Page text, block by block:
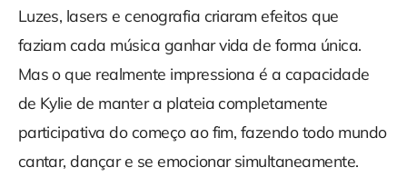
Luzes, lasers e cenografia criaram efeitos que
faziam cada música ganhar vida de forma única.
Mas o que realmente impressiona é a capacidade
de Kylie de manter a plateia completamente
participativa do começo ao fim, fazendo todo mundo
cantar, dançar e se emocionar simultaneamente.